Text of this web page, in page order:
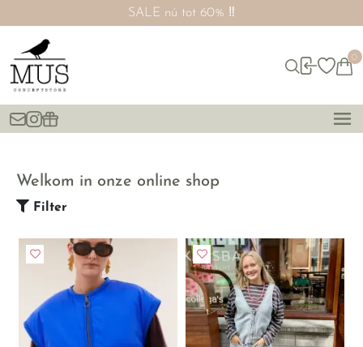
SALE nú tot 60% ‼️
0
Welkom in onze online shop
Filter